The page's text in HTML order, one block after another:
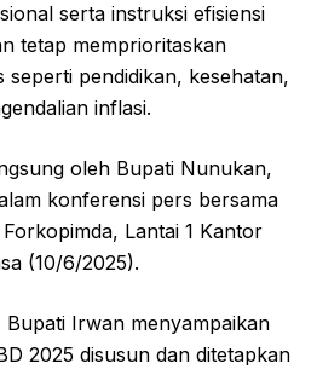
serta instruksi efisiensi
tetap memprioritaskan
pendidikan, kesehatan,
inflasi.
oleh Bupati Nunukan,
konferensi pers bersama
Lantai 1 Kantor
(10/6/2025).
Bupati Irwan menyampaikan
2025 disusun dan ditetapkan